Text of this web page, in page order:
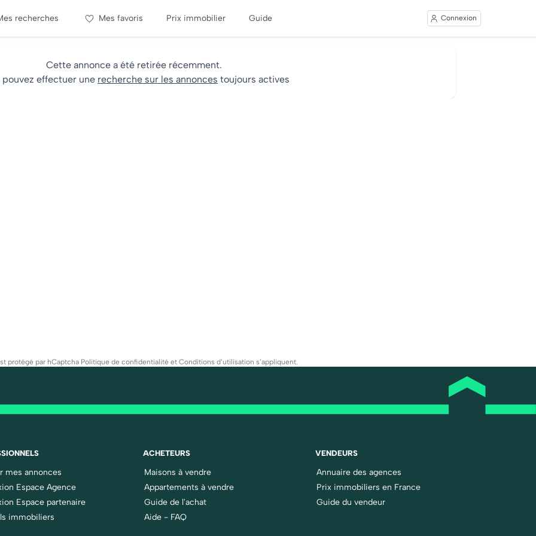
recherches Mes favoris Prix immobilier Guide Connexion
Cette annonce a été retirée récemment.
pouvez effectuer une recherche sur les annonces toujours actives
protégé par hCaptcha Politique de confidentialitéet Conditions d’utilisation s’appliquent.
mes annonces
Espace Agence
Espace partenaire
immobiliers
ACHETEURS
Maisons à vendre
Appartements à vendre
Guide de l'achat
Aide - FAQ
VENDEURS
Annuaire des agences
Prix immobiliers en France
Guide du vendeur